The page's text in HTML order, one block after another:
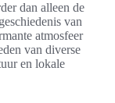
dan alleen de
van
atmosfeer
van diverse
en lokale